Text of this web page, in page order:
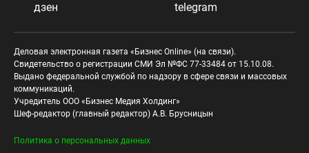
дзен
telegram
Деловая электронная газета «Бизнес Online» (на связи).
Свидетельство о регистрации СМИ Эл №ФС 77-33484 от 15.10.08.
Выдано федеральной службой по надзору в сфере связи и массовых
коммуникаций.
Учредитель ООО «Бизнес Медия Холдинг»
Шеф-редактор (главный редактор) А.В. Брусницын
Политика о персональных данных